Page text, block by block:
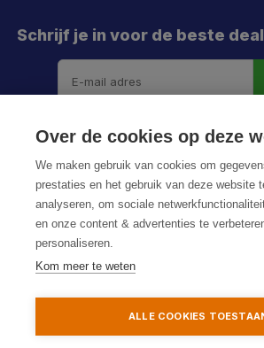
Schrijf je in voor de beste
Privacy Policy
Over de cookies op deze
We maken gebruik van cookies om
prestaties en het gebruik van deze website
analyseren, om sociale
en onze content & advertenties te
personaliseren.
Kom meer te weten
ALLE COOKIES